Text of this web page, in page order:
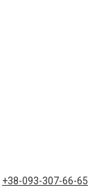
+38-093-307-66-65